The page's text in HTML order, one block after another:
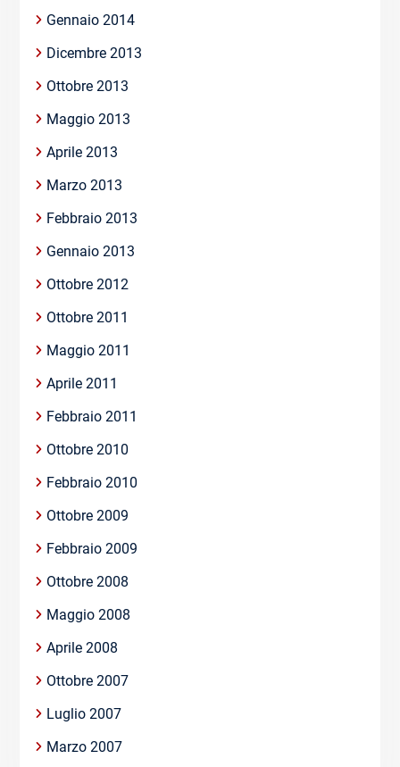
Gennaio 2014
Dicembre 2013
Ottobre 2013
Maggio 2013
Aprile 2013
Marzo 2013
Febbraio 2013
Gennaio 2013
Ottobre 2012
Ottobre 2011
Maggio 2011
Aprile 2011
Febbraio 2011
Ottobre 2010
Febbraio 2010
Ottobre 2009
Febbraio 2009
Ottobre 2008
Maggio 2008
Aprile 2008
Ottobre 2007
Luglio 2007
Marzo 2007